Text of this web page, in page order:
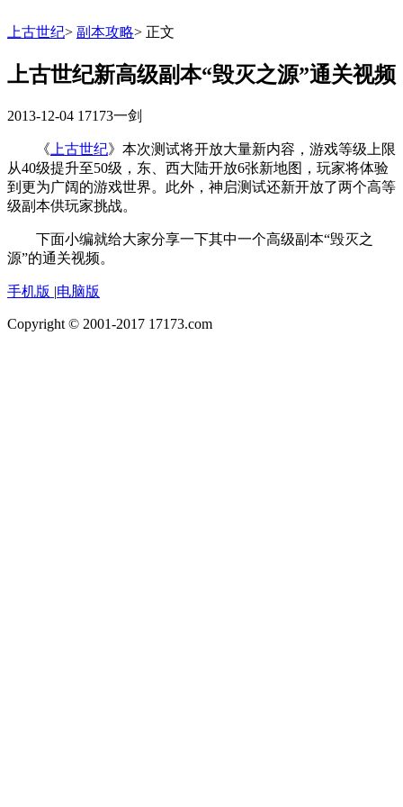
上古世纪> 副本攻略> 正文
上古世纪新高级副本“毁灭之源”通关视频
2013-12-04 17173一剑
《 上古世纪》本次测试将开放大量新内容，游戏等级上限
从40级提升至50级，东、西大陆开放6张新地图，玩家将体验
到更为广阔的游戏世界。此外，神启测试还新开放了两个高等
级副本供玩家挑战。
下面小编就给大家分享一下其中一个高级副本“毁灭之
源”的通关视频。
手机版 |电脑版
Copyright © 2001-2017 17173.com